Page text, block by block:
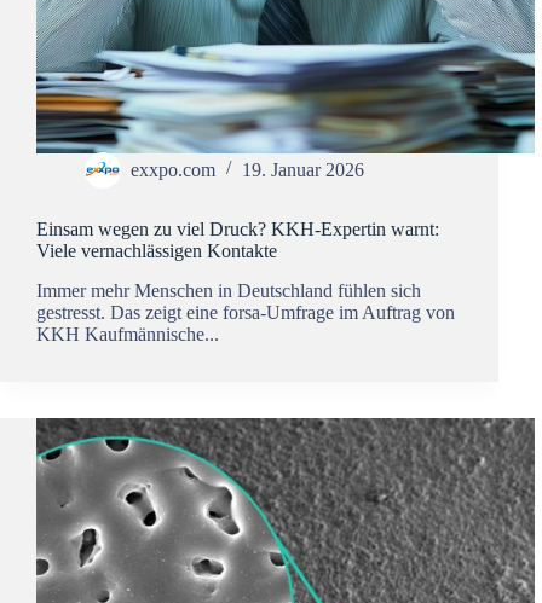
exxpo.com 19. Januar 2026
Einsam wegen zu viel Druck? KKH-Expertin warnt:
Viele vernachlässigen Kontakte
Immer mehr Menschen in Deutschland fühlen sich
gestresst. Das zeigt eine forsa-Umfrage im Auftrag von
KKH Kaufmännische...